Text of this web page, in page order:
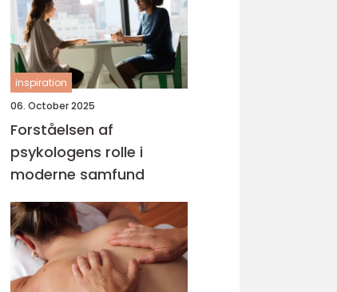
inspiration
06. October 2025
Forståelsen af
psykologens rolle i
moderne samfund